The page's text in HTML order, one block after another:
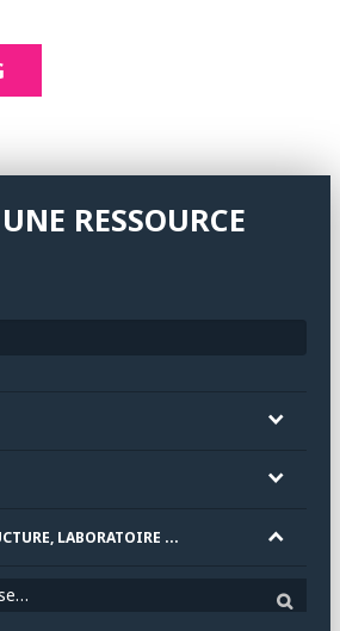
RESSOURCE
LABORATOIRE ...
Chercher un établissement